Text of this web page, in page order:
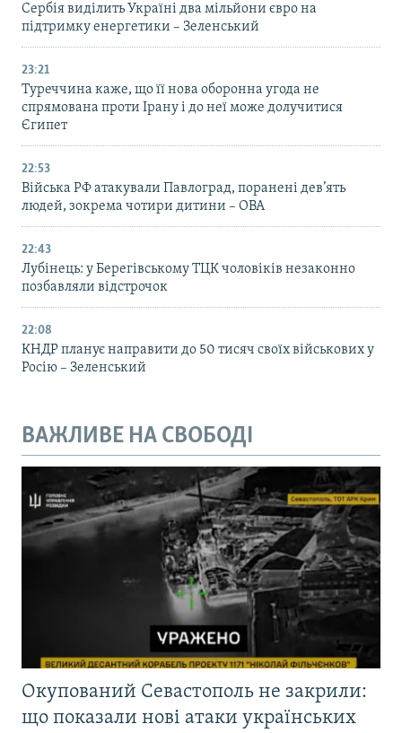
Сербія виділить Україні два мільйони євро на
підтримку енергетики – Зеленський
23:21
Туреччина каже, що її нова оборонна угода не
спрямована проти Ірану і до неї може долучитися
Єгипет
22:53
Війська РФ атакували Павлоград, поранені дев’ять
людей, зокрема чотири дитини – ОВА
22:43
Лубінець: у Берегівському ТЦК чоловіків незаконно
позбавляли відстрочок
22:08
КНДР планує направити до 50 тисяч своїх військових у
Росію – Зеленський
ВАЖЛИВЕ НА СВОБОДІ
Окупований Севастополь не закрили:
що показали нові атаки українських